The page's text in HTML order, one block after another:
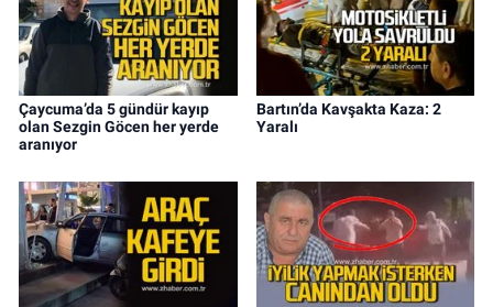
Çaycuma’da 5 gündür kayıp
olan Sezgin Göcen her yerde
aranıyor
Bartın’da Kavşakta Kaza: 2
Yaralı